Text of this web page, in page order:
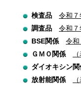
検査品 令和７
調査品
令和７
BSE関係
令和
ＧＭＯ関係
ダイオキシン関
放射能関係